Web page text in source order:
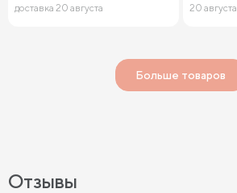
доставка 20 августа
20 августа
Больше товаров
Отзывы